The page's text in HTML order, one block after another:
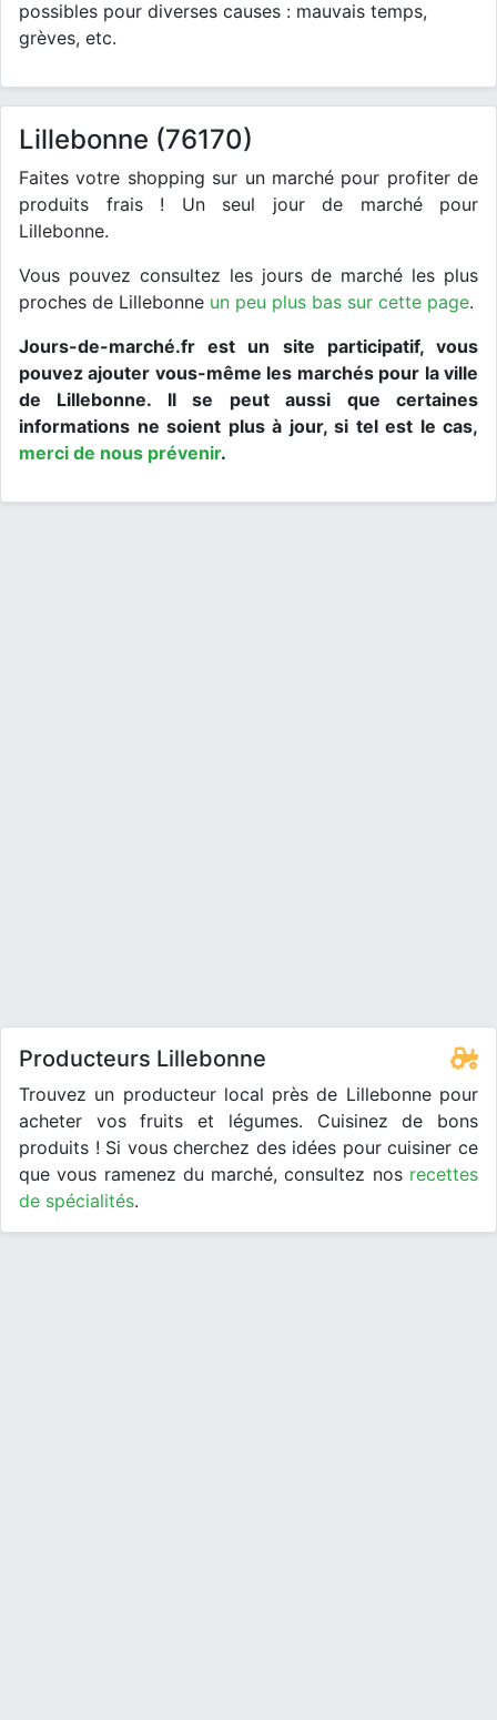
possibles pour diverses causes : mauvais temps,
grèves, etc.
Lillebonne (76170)
Faites votre shopping sur un marché pour profiter de
produits frais ! Un seul jour de marché pour
Lillebonne.
Vous pouvez consultez les jours de marché les plus
proches de Lillebonne un peu plus bas sur cette page.
Jours-de-marché.fr est un site participatif, vous
pouvez ajouter vous-même les marchés pour la ville
de Lillebonne. Il se peut aussi que certaines
informations ne soient plus à jour, si tel est le cas,
merci de nous prévenir.
Producteurs Lillebonne
Trouvez un producteur local près de Lillebonne pour
acheter vos fruits et légumes. Cuisinez de bons
produits ! Si vous cherchez des idées pour cuisiner ce
que vous ramenez du marché, consultez nos recettes
de spécialités.